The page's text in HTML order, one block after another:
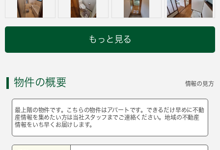
もっと見る
物件の概要 情報の見方
最上階の物件です。こちらの物件はアパートです。できるだけ早めに不動
産情報を集めたい方は当社スタッフまでご連絡ください。地域の不動産
情報をいち早くお届けします。